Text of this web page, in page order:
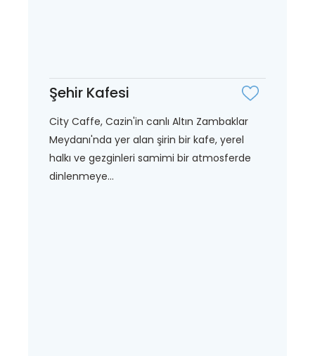
Şehir Kafesi
City Caffe, Cazin'in canlı Altın Zambaklar
Meydanı'nda yer alan şirin bir kafe, yerel
halkı ve gezginleri samimi bir atmosferde
dinlenmeye...